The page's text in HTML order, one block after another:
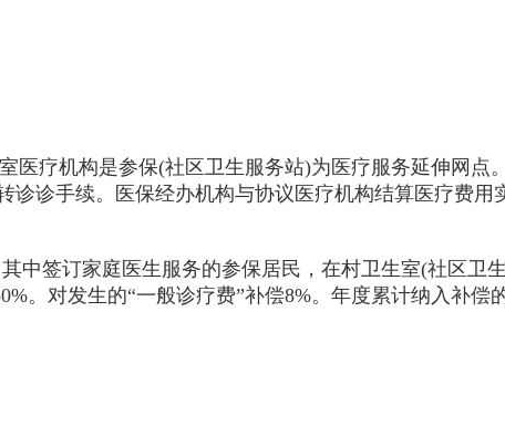
疗机构是参保(社区卫生服务站)为医疗服务延伸网点
诊手续。医保经办机构与协议医疗机构结算医疗费用
签订家庭医生服务的参保居民，在村卫生室(社区卫
。对发生的“一般诊疗费”补偿8%。年度累计纳入补偿